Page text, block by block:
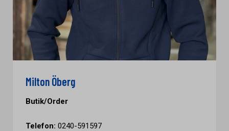
Milton Öberg
Butik/Order
Telefon: 0240-591597